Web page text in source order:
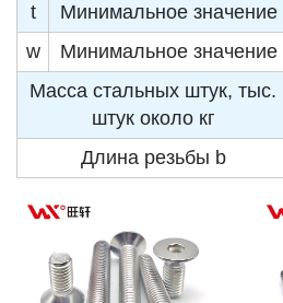
t
Минимальное значение
w
Минимальное значение
Масса стальных штук, тыс.
штук около кг
Длина резьбы b